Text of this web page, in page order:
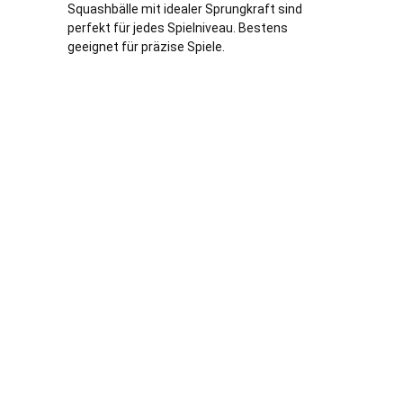
Squashbälle mit idealer Sprungkraft sind
perfekt für jedes Spielniveau. Bestens
geeignet für präzise Spiele.